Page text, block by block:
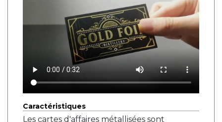
Caractéristiques
Les cartes d'affaires métallisées sont